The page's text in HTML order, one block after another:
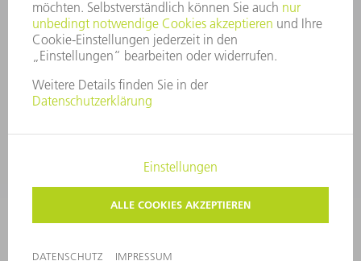
COPYRIGHT UND MARKENZEICHEN
NUTZUNGSBEDINGUNGEN
AGB